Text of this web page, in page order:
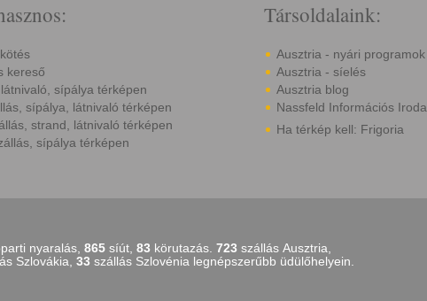
kereső
sípálya térképen
sípálya, látnivaló térképen
strand, látnivaló térképen
sípálya térképen
Társoldalaink:
Ausztria - nyári programok
Ausztria - síelés
Ausztria blog
Nassfeld Információs Iroda
Ha térkép kell: Frigoria
nyaralás, 865 síút, 83 körutazás. 723 szállás Ausztria,
Szlovákia, 33 szállás Szlovénia legnépszerűbb üdülőhelyein.